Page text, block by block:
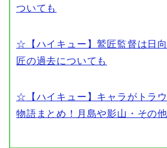
ついても
☆
【ハイキュー】鷲匠監督は日
匠の過去についても
☆
【ハイキュー】キャラがトラ
物語まとめ！月島や影山・その